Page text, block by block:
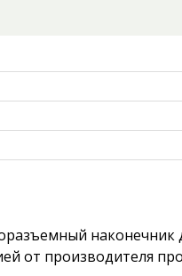
наконечник
от производителя